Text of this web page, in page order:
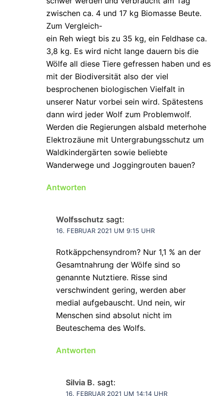
zwischen ca. 4 und 17 kg Biomasse Beute.
Zum Vergleich-
ein Reh wiegt bis zu 35 kg, ein Feldhase ca.
3,8 kg. Es wird nicht lange dauern bis die
Wölfe all diese Tiere gefressen haben und es
mit der Biodiversität also der viel
besprochenen biologischen Vielfalt in
unserer Natur vorbei sein wird. Spätestens
dann wird jeder Wolf zum Problemwolf.
Werden die Regierungen alsbald meterhohe
Elektrozäune mit Untergrabungsschutz um
Waldkindergärten sowie beliebte
Wanderwege und Joggingrouten bauen?
Antworten
Wolfsschutz sagt:
16. FEBRUAR 2021 UM 9:15 UHR
Rotkäppchensyndrom? Nur 1,1 % an der
Gesamtnahrung der Wölfe sind so
genannte Nutztiere. Risse sind
verschwindent gering, werden aber
medial aufgebauscht. Und nein, wir
Menschen sind absolut nicht im
Beuteschema des Wolfs.
Antworten
Silvia B. sagt:
16. FEBRUAR 2021 UM 14:14 UHR